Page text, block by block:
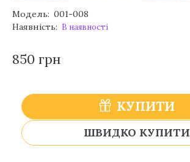
Модель: 001-008
Наявність: В наявності
850 грн
КУПИТИ
ШВИДКО КУПИТИ